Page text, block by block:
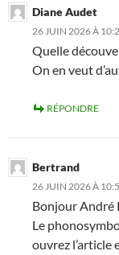
Diane Audet
26 JUIN 2026 À
Quelle
On en veut
RÉPONDRE
Bertrand
26 JUIN 2026 À
Bonjour André
Le
ouvrez l’article